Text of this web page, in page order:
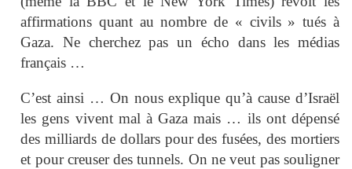
affirmations quant au nombre de « civils » tués à
Gaza. Ne cherchez pas un écho dans les médias
français …
C’est ainsi … On nous explique qu’à cause d’Israël
les gens vivent mal à Gaza mais … ils ont dépensé
des milliards de dollars pour des fusées, des mortiers
et pour creuser des tunnels. On ne veut pas souligner